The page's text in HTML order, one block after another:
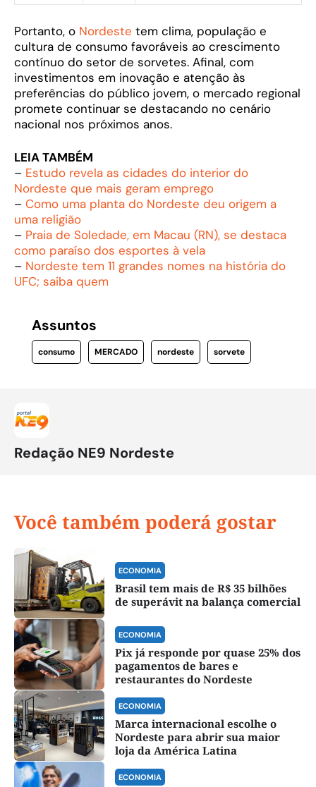
Portanto, o Nordeste tem clima, população e
cultura de consumo favoráveis ao crescimento
contínuo do setor de sorvetes. Afinal, com
investimentos em inovação e atenção às
preferências do público jovem, o mercado regional
promete continuar se destacando no cenário
nacional nos próximos anos.
LEIA TAMBÉM
– Estudo revela as cidades do interior do
Nordeste que mais geram emprego
– Como uma planta do Nordeste deu origem a
uma religião
– Praia de Soledade, em Macau (RN), se destaca
como paraíso dos esportes à vela
– Nordeste tem 11 grandes nomes na história do
UFC; saiba quem
Assuntos
consumo MERCADO nordeste sorvete
Redação NE9 Nordeste
Você também poderá gostar
ECONOMIA
Brasil tem mais de R$ 35 bilhões
de superávit na balança comercial
ECONOMIA
Pix já responde por quase 25% dos
pagamentos de bares e
restaurantes do Nordeste
ECONOMIA
Marca internacional escolhe o
Nordeste para abrir sua maior
loja da América Latina
ECONOMIA